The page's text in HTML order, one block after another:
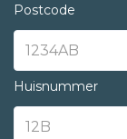
Postcode
Huisnummer